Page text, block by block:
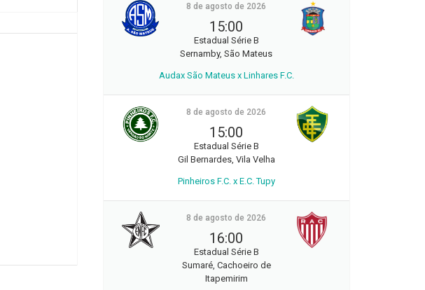
8 de agosto de 2026
15:00
Estadual Série B
Sernamby, São Mateus
Audax São Mateus x Linhares F.C.
8 de agosto de 2026
15:00
Estadual Série B
Gil Bernardes, Vila Velha
Pinheiros F.C. x E.C. Tupy
8 de agosto de 2026
16:00
Estadual Série B
Sumaré, Cachoeiro de
Itapemirim